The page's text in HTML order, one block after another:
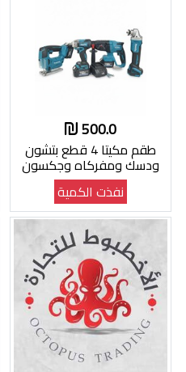
500.0
طقم مكيتا 4 قطع بتشون
ودسك ومفركاه وجكسون
نفذت الكمية